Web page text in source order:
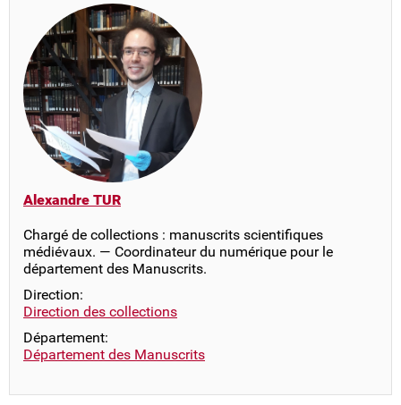
Alexandre TUR
Chargé de collections : manuscrits scientifiques
médiévaux. — Coordinateur du numérique pour le
département des Manuscrits.
Direction:
Direction des collections
Département:
Département des Manuscrits